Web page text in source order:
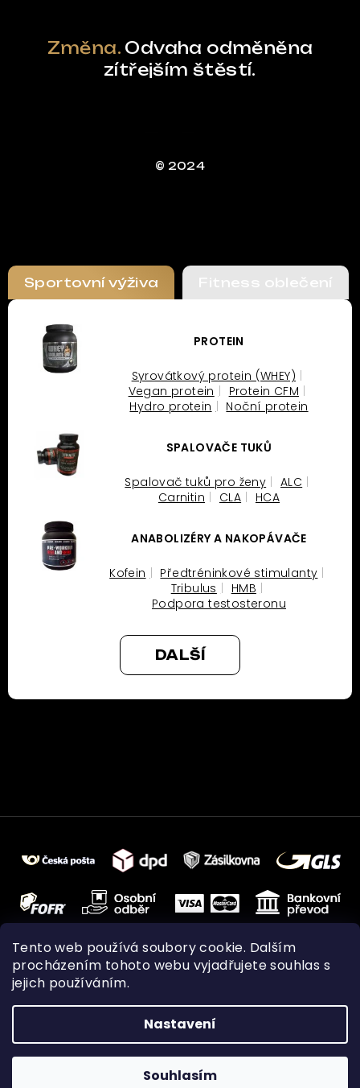
Tento web používá soubory cookie. Dalším
procházením tohoto webu vyjadřujete souhlas s
jejich používáním.
Nastavení
Souhlasím
Změna. Odvaha odměněna
zítřejším štěstí.
© 2024
Sportovní výživa Fitness oblečení
PROTEIN
Syrovátkový protein (WHEY)
Vegan protein
Protein CFM
Hydro protein
Noční protein
SPALOVAČE TUKŮ
Spalovač tuků pro ženy
ALC
Carnitin
CLA HCA
ANABOLIZÉRY A NAKOPÁVAČE
Kofein
Předtréninkové stimulanty
Tribulus
HMB
Podpora testosteronu
DALŠÍ
Vytvořil Shoptet
FUBO. Všechna práva vyhrazena.